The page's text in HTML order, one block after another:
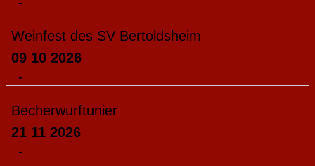
Weinfest des SV Bertoldsheim
09 10 2026
-
Becherwurftunier
21 11 2026
-